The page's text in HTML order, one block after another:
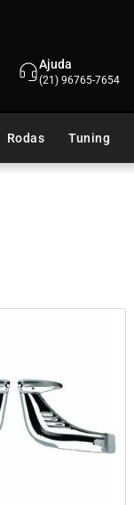
Ajuda
(21) 96765-7654
Rodas Tuning